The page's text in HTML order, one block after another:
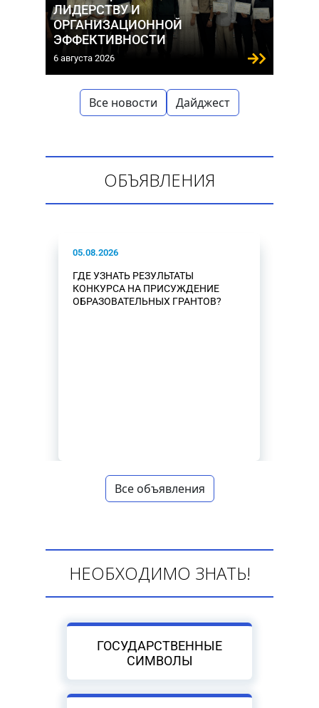
ЛИДЕРСТВУ И
ОРГАНИЗАЦИОННОЙ
ЭФФЕКТИВНОСТИ
6 августа 2026
Все новости Дайджест
ОБЪЯВЛЕНИЯ
05.08.2026
ГДЕ УЗНАТЬ РЕЗУЛЬТАТЫ
КОНКУРСА НА ПРИСУЖДЕНИЕ
ОБРАЗОВАТЕЛЬНЫХ ГРАНТОВ?
Все объявления
НЕОБХОДИМО ЗНАТЬ!
ГОСУДАРСТВЕННЫЕ
СИМВОЛЫ